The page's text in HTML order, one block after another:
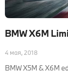
BMW X6M
4 мая, 2018
BMW X5M & X6M